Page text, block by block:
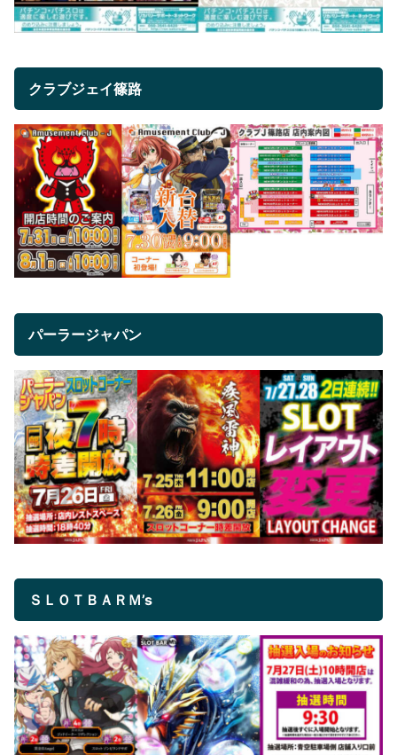
クラブジェイ篠路
パーラージャパン
ＳＬＯＴＢＡＲＭ’s